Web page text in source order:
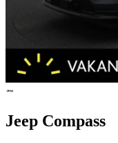
Jeep Compass